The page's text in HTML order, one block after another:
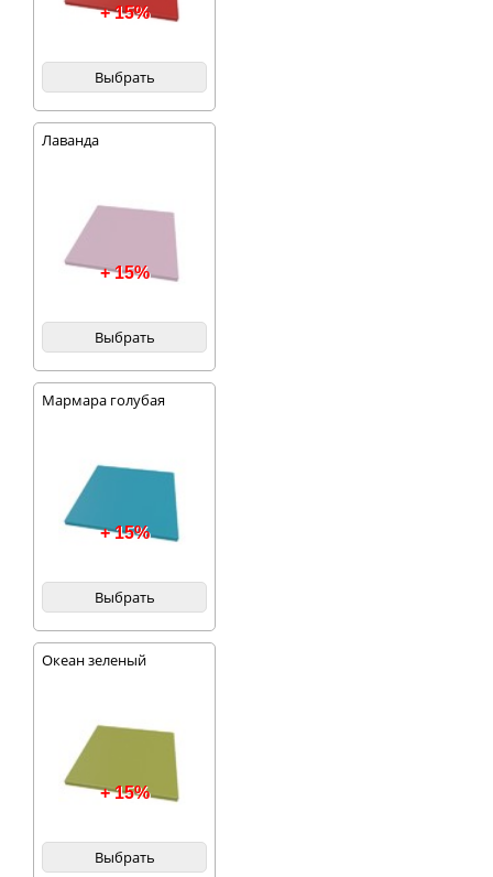
+ 15%
Выбрать
Лаванда
+ 15%
Выбрать
Мармара голубая
+ 15%
Выбрать
Океан зеленый
+ 15%
Выбрать